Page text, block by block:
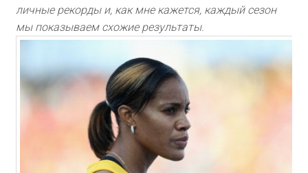
личные рекорды и, как мне кажется, каждый сезон
мы показываем схожие результаты.